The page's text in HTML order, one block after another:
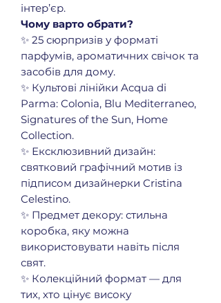
інтер’єр.
Чому варто обрати?
✨ 25 сюрпризів у форматі
парфумів, ароматичних свічок та
засобів для дому.
✨ Культові лінійки Acqua di
Parma: Colonia, Blu Mediterraneo,
Signatures of the Sun, Home
Collection.
✨ Ексклюзивний дизайн:
святковий графічний мотив із
підписом дизайнерки Cristina
Celestino.
✨ Предмет декору: стильна
коробка, яку можна
використовувати навіть після
свят.
✨ Колекційний формат — для
тих, хто цінує високу